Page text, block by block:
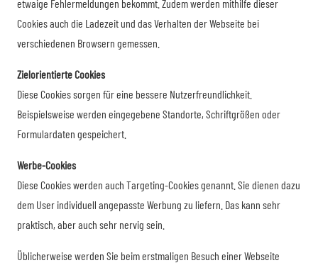
etwaige Fehlermeldungen bekommt. Zudem werden mithilfe dieser
Cookies auch die Ladezeit und das Verhalten der Webseite bei
verschiedenen Browsern gemessen.
Zielorientierte Cookies
Diese Cookies sorgen für eine bessere Nutzerfreundlichkeit.
Beispielsweise werden eingegebene Standorte, Schriftgrößen oder
Formulardaten gespeichert.
Werbe-Cookies
Diese Cookies werden auch Targeting-Cookies genannt. Sie dienen dazu
dem User individuell angepasste Werbung zu liefern. Das kann sehr
praktisch, aber auch sehr nervig sein.
Üblicherweise werden Sie beim erstmaligen Besuch einer Webseite